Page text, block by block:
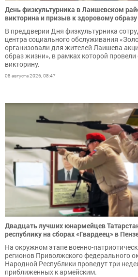
День физкультурника в Лаишевском
викторина и призыв к здоровому
В преддверии Дня физкультурника
центра социального обслуживания
организовали для жителей Лаишева
образ жизни», в рамках которой
викторину.
08 августа 2026, 08:47
Двадцать лучших юнармейцев
республику на сборах «Гвардеец» в
На окружном этапе военно-
регионов Приволжского федерального
Народной Республики проведут три
приближенных к армейским.